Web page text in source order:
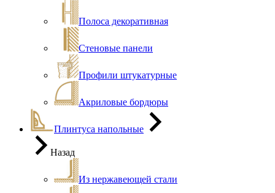
Полоса декоративная
Стеновые панели
Профили штукатурные
Акриловые бордюры
Плинтуса напольные
Назад
Из нержавеющей стали